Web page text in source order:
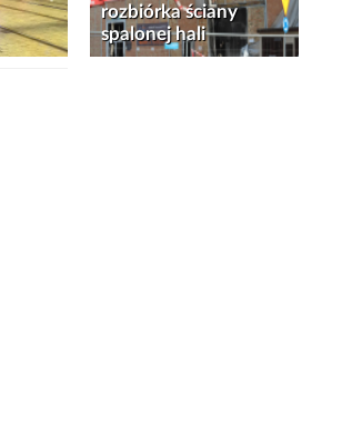
rozbiórka ściany
spalonej hali